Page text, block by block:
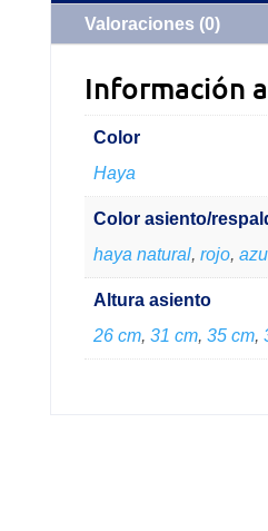
Valoraciones (0)
Información
Color
Haya
Color asiento/
haya natural, rojo,
Altura asiento
26 cm, 31 cm, 35 cm,